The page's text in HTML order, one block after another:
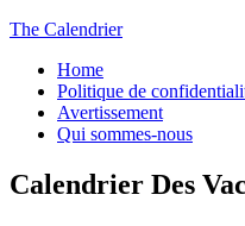
The Calendrier
Home
Politique de
Avertissement
Qui sommes-nous
Calendrier Des